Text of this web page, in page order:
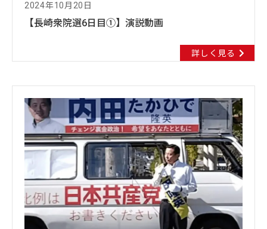
2024年10月20日
【長崎衆院選6日目①】演説動画
詳しく見る